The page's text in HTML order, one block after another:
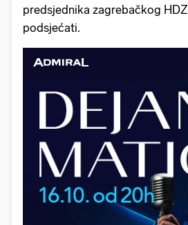
predsjednika zagrebačkog
podsjećati.